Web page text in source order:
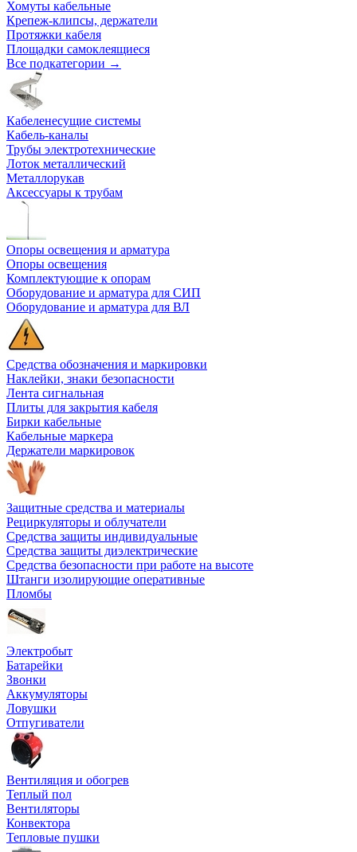
Хомуты кабельные
Крепеж-клипсы, держатели
Протяжки кабеля
Площадки самоклеящиеся
Все подкатегории →
Кабеленесущие системы
Кабель-каналы
Трубы электротехнические
Лоток металлический
Металлорукав
Аксессуары к трубам
Опоры освещения и арматура
Опоры освещения
Комплектующие к опорам
Оборудование и арматура для СИП
Оборудование и арматура для ВЛ
Средства обозначения и маркировки
Наклейки, знаки безопасности
Лента сигнальная
Плиты для закрытия кабеля
Бирки кабельные
Кабельные маркера
Держатели маркировок
Защитные средства и материалы
Рециркуляторы и облучатели
Средства защиты индивидуальные
Средства защиты диэлектрические
Средства безопасности при работе на высоте
Штанги изолирующие оперативные
Пломбы
Электробыт
Батарейки
Звонки
Аккумуляторы
Ловушки
Отпугиватели
Вентиляция и обогрев
Теплый пол
Вентиляторы
Конвектора
Тепловые пушки